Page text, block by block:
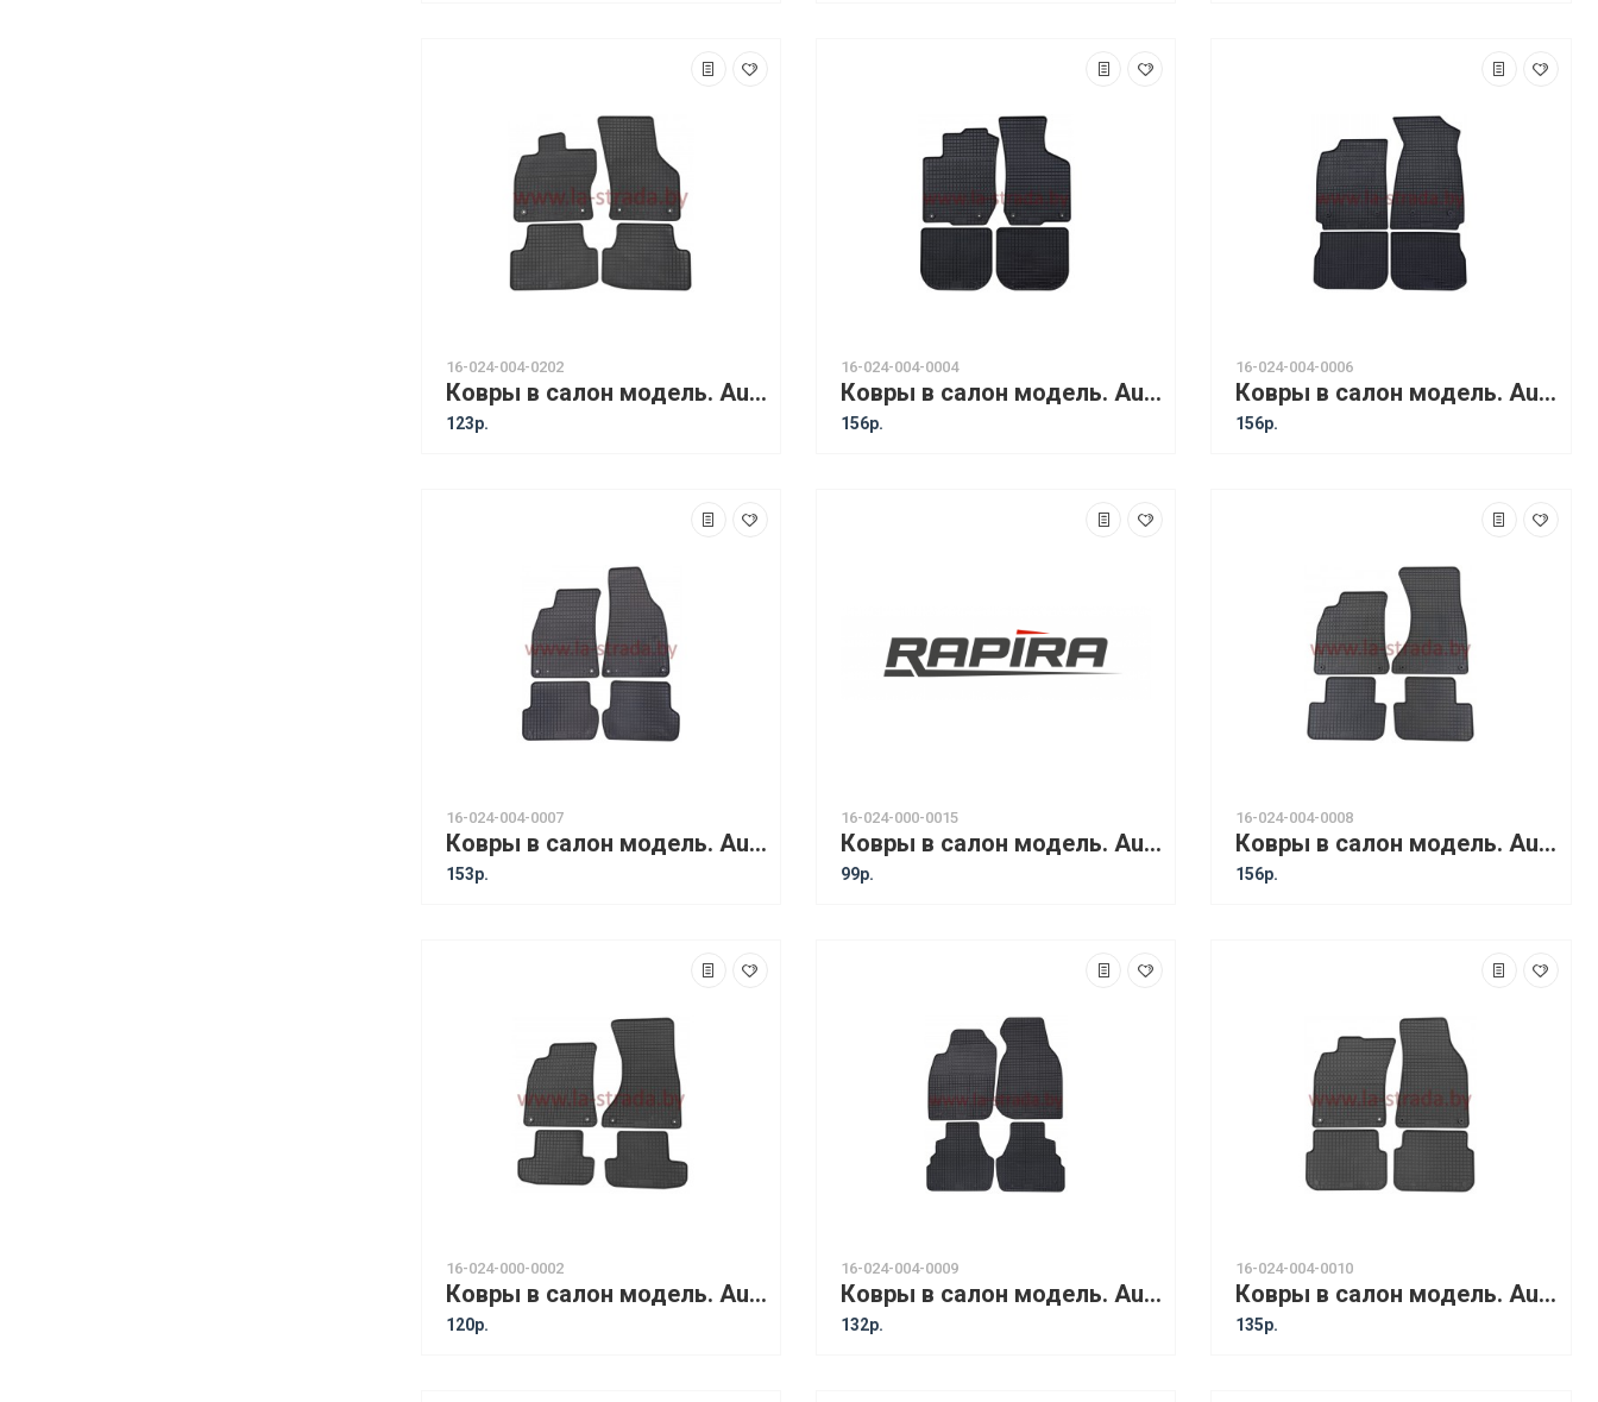
16-024-004-0202
Ковры в салон модель. Audi A3 (12-) 5D / Audi S3 (13-) Sedan / Audi A3 (12-) Sportback / VW Golf VII (12-) / Skoda Octavia III (13-) [11310]
123р.
16-024-004-0004
Ковры в салон модель. Audi A3 (96-03) [11010]
156р.
16-024-004-0006
Ковры в салон модель. Audi A4 B5 (94-01) [13010]
156р.
16-024-004-0007
Ковры в салон модель. Audi A4 B6 (00-04) / Audi A4 B7 (04-08) / Seat Exeo (08-) [13110]
153р.
16-024-000-0015
Ковры в салон модель. Audi A4 B6 (02-06) Cabriolet [13210]
99р.
16-024-004-0008
Ковры в салон модель. Audi A4 B8 (07-) / Audi A4 B8 Allroad (09-) / Audi A5 Sportback (09-) [13310]
156р.
16-024-000-0002
Ковры в салон модель. Audi A5 (07-) Coupe / Audi S5 (07-) / Audi A5 (09-) Cabriolet [17110]
120р.
16-024-004-0009
Ковры в салон модель. Audi A6 C5 (97-04) [14010]
132р.
16-024-004-0010
Ковры в салон модель. Audi A6 C6 (04-06) [14210] до рестайлинга
135р.